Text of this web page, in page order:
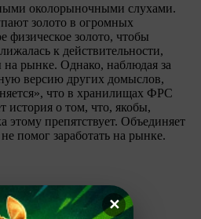
околорыночными слухами.
золото в огромных
физическое золото, чтобы
к действительности,
на рынке. Однако, наблюдая за
версию других домыслов,
что в хранилищах ФРС
история о том, что, якобы,
препятствует. Объединяет
помог заработать на рынке.
✕